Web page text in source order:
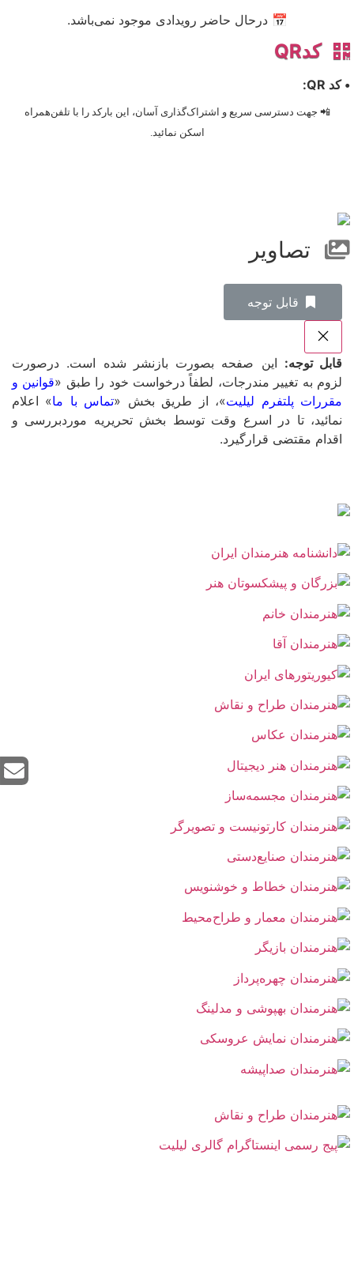
📅 درحال حاضر رویدادی موجود نمی‌باشد.
کدQR
• کد QR:
📲 جهت دسترسی سریع و اشتراک‌گذاری آسان، این بارکد را با تلفن‌همراه
اسکن نمائید.
تصاویر
‌قابل توجه
قابل توجه: این صفحه بصورت بازنشر شده است. درصورت
لزوم به تغییر مندرجات، لطفاً درخواست خود را طبق «قوانین و
مقررات پلتفرم لیلیت»، از طریق بخش «تماس با ما» اعلام
نمائید، تا در اسرع وقت توسط بخش تحریریه موردبررسی و
اقدام مقتضی قرارگیرد.